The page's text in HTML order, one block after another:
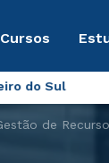
Cursos
do Sul
de